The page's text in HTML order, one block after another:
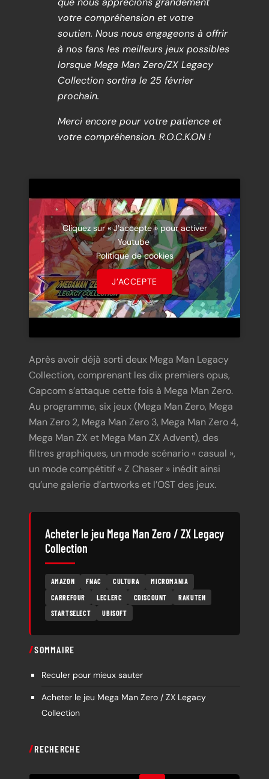
votre compréhension et votre
soutien. Nous nous engageons à offrir
à nos fans les meilleurs jeux possibles
lorsque Mega Man Zero/ZX Legacy
Collection sortira le 25 février
prochain.
Merci encore pour votre patience et
votre compréhension. R.O.C.K.ON !
Cliquez sur « J’accepte » pour activer
Youtube
Politique de cookies
J’ACCEPTE
Après avoir déjà sorti deux Mega Man Legacy
Collection, comprenant les dix premiers opus,
Capcom s’attaque cette fois à Mega Man Zero.
Au programme, six jeux (Mega Man Zero, Mega
Man Zero 2, Mega Man Zero 3, Mega Man Zero 4,
Mega Man ZX et Mega Man ZX Advent), des
filtres graphiques, un mode scénario « casual »,
un mode compétitif « Z Chaser » inédit ainsi
qu’une galerie d’artworks et l’OST des jeux.
Acheter le jeu Mega Man Zero / ZX Legacy
Collection
AMAZON FNAC CULTURA
MICROMANIA
CARREFOUR
LECLERC CDISCOUNT
RAKUTEN
STARTSELECT
UBISOFT
SOMMAIRE
Reculer pour mieux sauter
Acheter le jeu Mega Man Zero / ZX Legacy
Collection
RECHERCHE